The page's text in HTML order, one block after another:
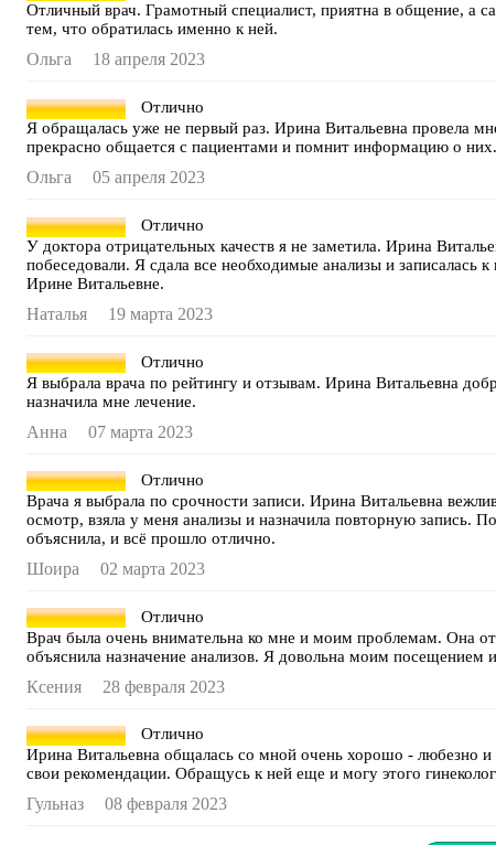
Отличный врач. Грамотный специалист, приятна в общение, а
тем, что обратилась именно к ней.
Ольга 18 апреля 2023
Отлично
Я обращалась уже не первый раз. Ирина Витальевна провела
прекрасно общается с пациентами и помнит информацию о них.
Ольга 05 апреля 2023
Отлично
У доктора отрицательных качеств я не заметила. Ирина
побеседовали. Я сдала все необходимые анализы и записалась
Ирине Витальевне.
Наталья 19 марта 2023
Отлично
Я выбрала врача по рейтингу и отзывам. Ирина Витальевна
назначила мне лечение.
Анна 07 марта 2023
Отлично
Врача я выбрала по срочности записи. Ирина Витальевна
осмотр, взяла у меня анализы и назначила повторную запись.
объяснила, и всё прошло отлично.
Шоира 02 марта 2023
Отлично
Врач была очень внимательна ко мне и моим проблемам. Она
объяснила назначение анализов. Я довольна моим
Ксения 28 февраля 2023
Отлично
Ирина Витальевна общалась со мной очень хорошо - любезно
свои рекомендации. Обращусь к ней еще и могу этого
Гульназ 08 февраля 2023